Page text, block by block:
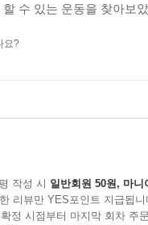
수 있는 운동을 찾아보
요?
작성 시 일반회원 50원, 마니
리뷰만 YES포인트 지급됩니
정 시점부터 마지막 회차 주